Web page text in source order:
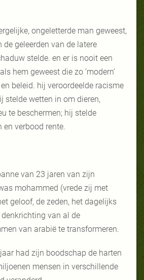
ongeletterde man geweest,
de geleerden van de latere
stelde. en er is nooit een
hem geweest die zo ‘modern’
beleid. hij veroordeelde racisme
stelde wetten in om dieren,
te beschermen; hij stelde
en verbood rente.
van 23 jaren van zijn
mohammed (vrede zij met
geloof, de zeden, het dagelijks
denkrichting van al de
van arabië te transformeren.
had zijn boodschap de harten
mensen in verschillende